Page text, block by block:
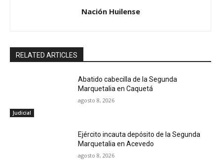
Nación Huilense
RELATED ARTICLES
Judicial
Abatido cabecilla de la Segunda
Marquetalia en Caquetá
agosto 8, 2026
Ejército incauta depósito de la Segunda
Marquetalia en Acevedo
agosto 8, 2026